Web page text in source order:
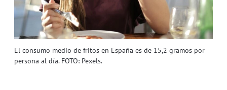
El consumo medio de fritos en España es de 15,2 gramos por
persona al día. FOTO: Pexels.